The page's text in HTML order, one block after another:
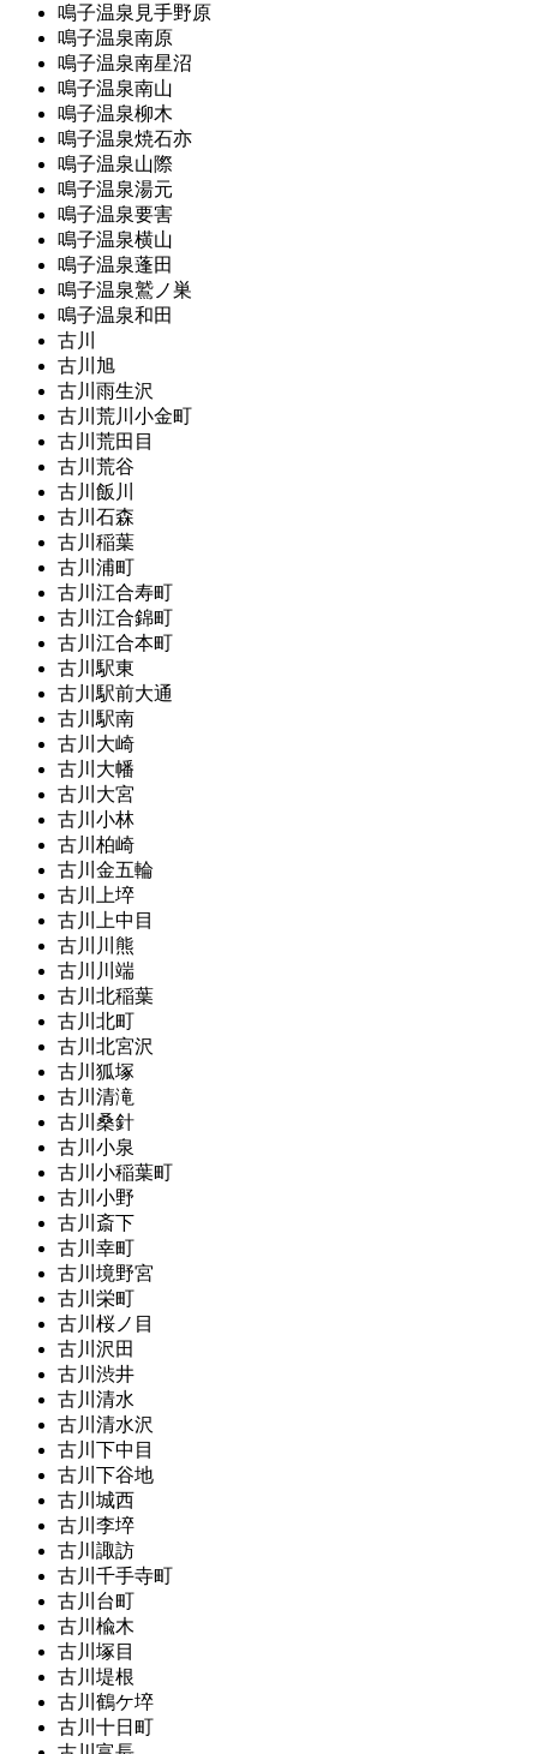
鳴子温泉見手野原
鳴子温泉南原
鳴子温泉南星沼
鳴子温泉南山
鳴子温泉柳木
鳴子温泉焼石亦
鳴子温泉山際
鳴子温泉湯元
鳴子温泉要害
鳴子温泉横山
鳴子温泉蓬田
鳴子温泉鷲ノ巣
鳴子温泉和田
古川
古川旭
古川雨生沢
古川荒川小金町
古川荒田目
古川荒谷
古川飯川
古川石森
古川稲葉
古川浦町
古川江合寿町
古川江合錦町
古川江合本町
古川駅東
古川駅前大通
古川駅南
古川大崎
古川大幡
古川大宮
古川小林
古川柏崎
古川金五輪
古川上埣
古川上中目
古川川熊
古川川端
古川北稲葉
古川北町
古川北宮沢
古川狐塚
古川清滝
古川桑針
古川小泉
古川小稲葉町
古川小野
古川斎下
古川幸町
古川境野宮
古川栄町
古川桜ノ目
古川沢田
古川渋井
古川清水
古川清水沢
古川下中目
古川下谷地
古川城西
古川李埣
古川諏訪
古川千手寺町
古川台町
古川楡木
古川塚目
古川堤根
古川鶴ケ埣
古川十日町